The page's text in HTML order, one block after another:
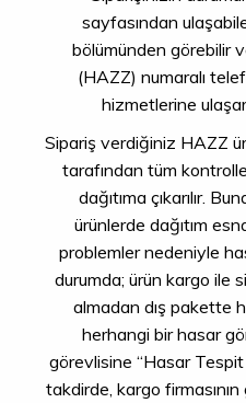
sayfasından
bölümünden
(HAZZ) numaralı
hizmetlerine
Sipariş verdiğiniz HAZZ
tarafından tüm
dağıtıma çıkarılır.
ürünlerde dağıtım
problemler nedeniyle
durumda; ürün kargo ile
almadan dış pakette
herhangi bir hasar
görevlisine “Hasar Tespit
takdirde, kargo